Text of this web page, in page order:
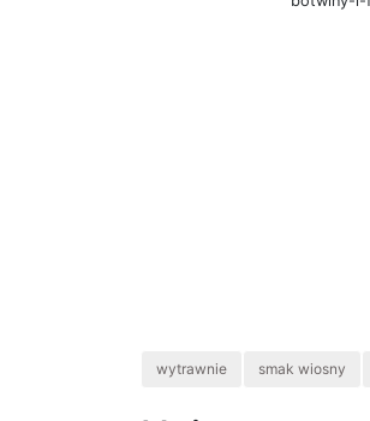
wytrawnie smak wiosny